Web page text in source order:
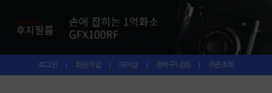
로그인 | 회원가입 | 마이샵 | 장바구니(0) | 주문조회